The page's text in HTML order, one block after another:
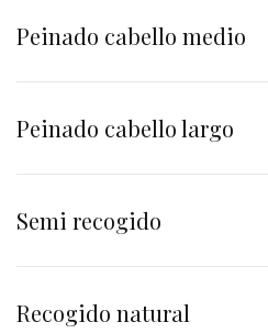
Peinado cabello medio
Peinado cabello largo
Semi recogido
Recogido natural